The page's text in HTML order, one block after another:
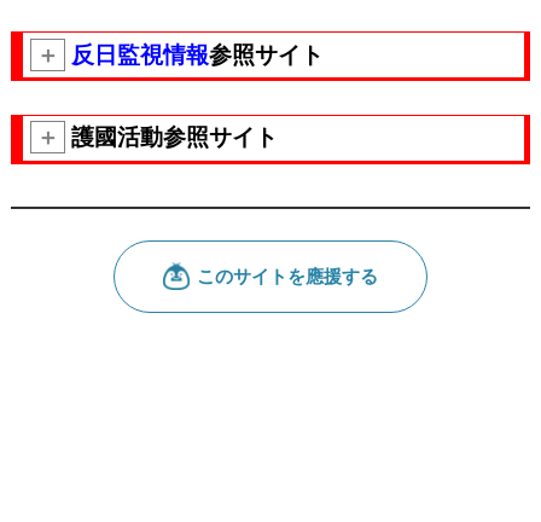
＋ 反日監視情報参照サイト
＋ 護國活動参照サイト